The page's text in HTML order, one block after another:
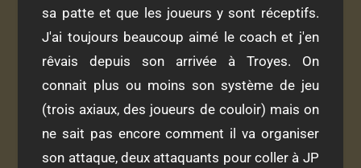
sa patte et que les joueurs y sont réceptifs.
J'ai toujours beaucoup aimé le coach et j'en
rêvais depuis son arrivée à Troyes. On
connait plus ou moins son système de jeu
(trois axiaux, des joueurs de couloir) mais on
ne sait pas encore comment il va organiser
son attaque, deux attaquants pour coller à JP